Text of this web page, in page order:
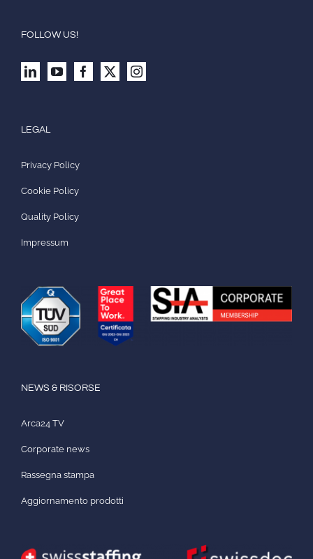
FOLLOW US!
LEGAL
Privacy Policy
Cookie Policy
Quality Policy
Impressum
NEWS & RISORSE
Arca24 TV
Corporate news
Rassegna stampa
Aggiornamento prodotti